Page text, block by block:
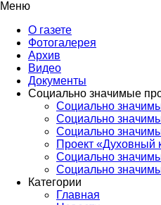
Меню
О газете
Фотогалерея
Архив
Видео
Документы
Социально значимые
Социально
Социально
Социально
Проект «Духовный
Социально
Социально
Категории
Главная